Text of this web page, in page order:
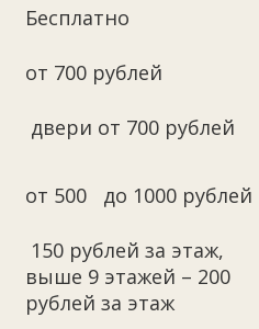
Бесплатно
от 700 рублей
двери от 700 рублей
от 500 до 1000 рублей
150 рублей за этаж,
выше 9 этажей – 200
рублей за этаж